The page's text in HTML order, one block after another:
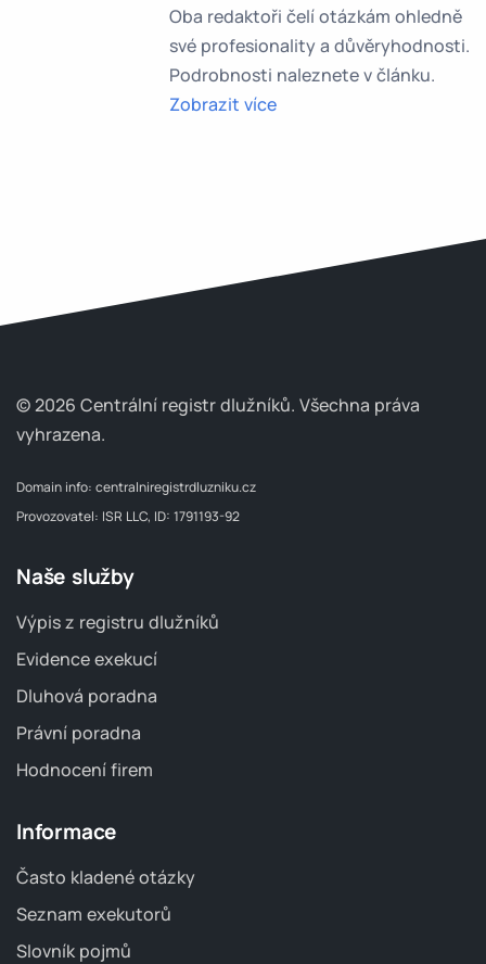
Oba redaktoři čelí otázkám ohledně
své profesionality a důvěryhodnosti.
Podrobnosti naleznete v článku.
Zobrazit více
© 2026 Centrální registr dlužníků. Všechna práva
vyhrazena.
Domain info: centralniregistrdluzniku.cz
Provozovatel: ISR LLC, ID: 1791193-92
Naše služby
Výpis z registru dlužníků
Evidence exekucí
Dluhová poradna
Právní poradna
Hodnocení firem
Informace
Často kladené otázky
Seznam exekutorů
Slovník pojmů